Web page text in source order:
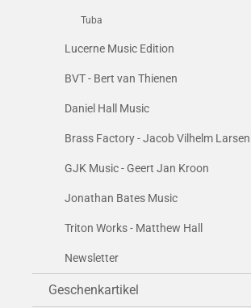
Tuba
Lucerne Music Edition
BVT - Bert van Thienen
Daniel Hall Music
Brass Factory - Jacob Vilhelm Larsen
GJK Music - Geert Jan Kroon
Jonathan Bates Music
Triton Works - Matthew Hall
Newsletter
Geschenkartikel